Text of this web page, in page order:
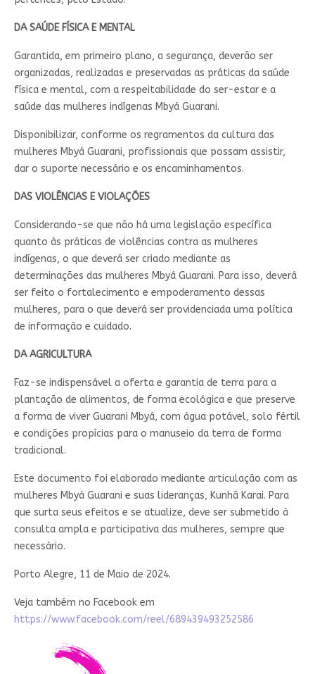
DA SAÚDE FÍSICA E MENTAL
Garantida, em primeiro plano, a segurança, deverão ser
organizadas, realizadas e preservadas as práticas da saúde
física e mental, com a respeitabilidade do ser-estar e a
saúde das mulheres indígenas Mbyá Guarani.
Disponibilizar, conforme os regramentos da cultura das
mulheres Mbyá Guarani, profissionais que possam assistir,
dar o suporte necessário e os encaminhamentos.
DAS VIOLÊNCIAS E VIOLAÇÕES
Considerando-se que não há uma legislação específica
quanto às práticas de violências contra as mulheres
indígenas, o que deverá ser criado mediante as
determinações das mulheres Mbyá Guarani. Para isso, deverá
ser feito o fortalecimento e empoderamento dessas
mulheres, para o que deverá ser providenciada uma política
de informação e cuidado.
DA AGRICULTURA
Faz-se indispensável a oferta e garantia de terra para a
plantação de alimentos, de forma ecológica e que preserve
a forma de viver Guarani Mbyá, com água potável, solo fértil
e condições propícias para o manuseio da terra de forma
tradicional.
Este documento foi elaborado mediante articulação com as
mulheres Mbyá Guarani e suas lideranças, Kunhã Karai. Para
que surta seus efeitos e se atualize, deve ser submetido à
consulta ampla e participativa das mulheres, sempre que
necessário.
Porto Alegre, 11 de Maio de 2024.
Veja também no Facebook em
https://www.facebook.com/reel/689439493252586